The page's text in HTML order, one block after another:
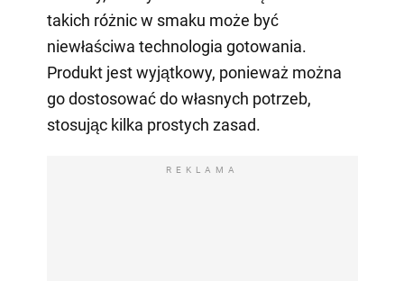
takich różnic w smaku może być
niewłaściwa technologia gotowania.
Produkt jest wyjątkowy, ponieważ można
go dostosować do własnych potrzeb,
stosując kilka prostych zasad.
REKLAMA